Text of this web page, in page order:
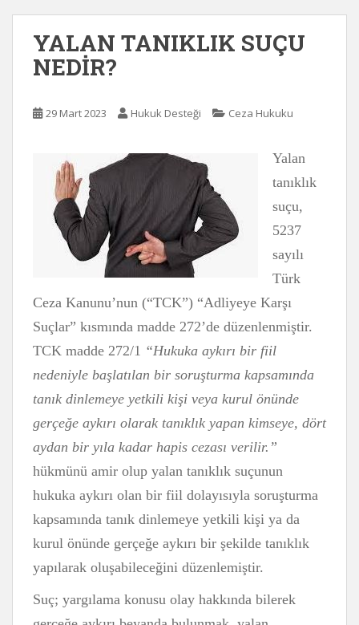
YALAN TANIKLIK SUÇU
NEDİR?
29 Mart 2023 Hukuk Desteği Ceza Hukuku
Yalan
tanıklık
suçu,
5237
sayılı
Türk
Ceza Kanunu’nun (“TCK”) “Adliyeye Karşı
Suçlar” kısmında madde 272’de düzenlenmiştir.
TCK madde 272/1 “Hukuka aykırı bir fiil
nedeniyle başlatılan bir soruşturma kapsamında
tanık dinlemeye yetkili kişi veya kurul önünde
gerçeğe aykırı olarak tanıklık yapan kimseye, dört
aydan bir yıla kadar hapis cezası verilir.”
hükmünü amir olup yalan tanıklık suçunun
hukuka aykırı olan bir fiil dolayısıyla soruşturma
kapsamında tanık dinlemeye yetkili kişi ya da
kurul önünde gerçeğe aykırı bir şekilde tanıklık
yapılarak oluşabileceğini düzenlemiştir.
Suç; yargılama konusu olay hakkında bilerek